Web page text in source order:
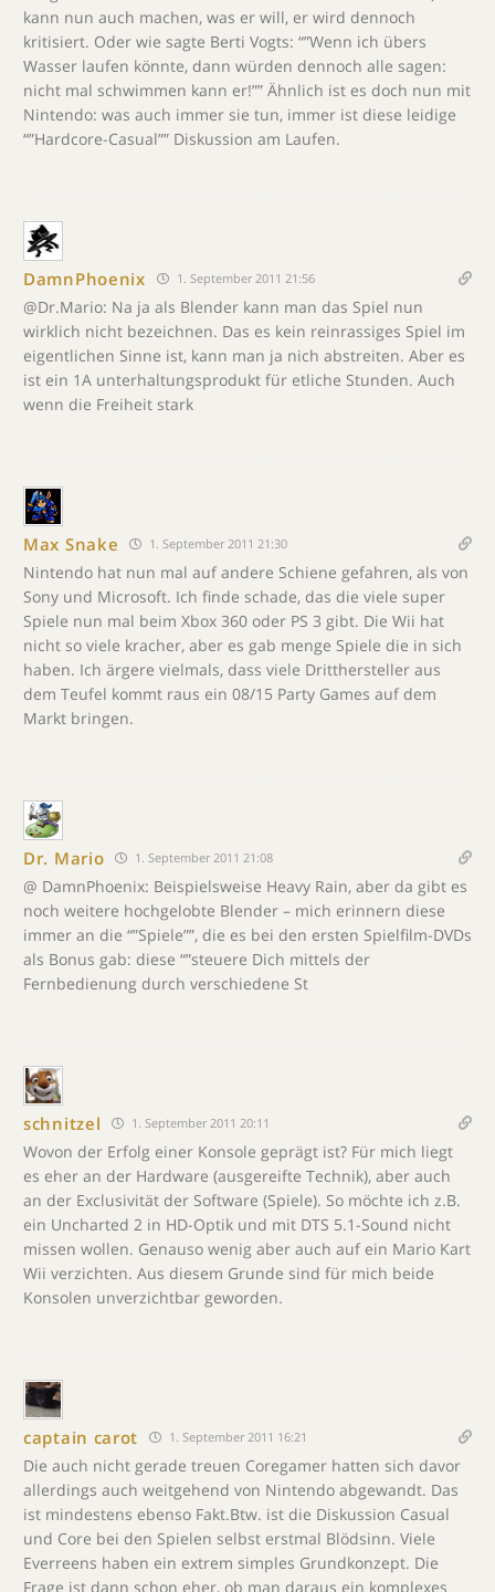
kann nun auch machen, was er will, er wird dennoch
kritisiert. Oder wie sagte Berti Vogts: “”Wenn ich übers
Wasser laufen könnte, dann würden dennoch alle sagen:
nicht mal schwimmen kann er!”” Ähnlich ist es doch nun mit
Nintendo: was auch immer sie tun, immer ist diese leidige
“”Hardcore-Casual”” Diskussion am Laufen.
DamnPhoenix 1. September 2011 21:56
@Dr.Mario: Na ja als Blender kann man das Spiel nun
wirklich nicht bezeichnen. Das es kein reinrassiges Spiel im
eigentlichen Sinne ist, kann man ja nich abstreiten. Aber es
ist ein 1A unterhaltungsprodukt für etliche Stunden. Auch
wenn die Freiheit stark
Max Snake 1. September 2011 21:30
Nintendo hat nun mal auf andere Schiene gefahren, als von
Sony und Microsoft. Ich finde schade, das die viele super
Spiele nun mal beim Xbox 360 oder PS 3 gibt. Die Wii hat
nicht so viele kracher, aber es gab menge Spiele die in sich
haben. Ich ärgere vielmals, dass viele Dritthersteller aus
dem Teufel kommt raus ein 08/15 Party Games auf dem
Markt bringen.
Dr. Mario 1. September 2011 21:08
@ DamnPhoenix: Beispielsweise Heavy Rain, aber da gibt es
noch weitere hochgelobte Blender – mich erinnern diese
immer an die “”Spiele””, die es bei den ersten Spielfilm-DVDs
als Bonus gab: diese “”steuere Dich mittels der
Fernbedienung durch verschiedene St
schnitzel 1. September 2011 20:11
Wovon der Erfolg einer Konsole geprägt ist? Für mich liegt
es eher an der Hardware (ausgereifte Technik), aber auch
an der Exclusivität der Software (Spiele). So möchte ich z.B.
ein Uncharted 2 in HD-Optik und mit DTS 5.1-Sound nicht
missen wollen. Genauso wenig aber auch auf ein Mario Kart
Wii verzichten. Aus diesem Grunde sind für mich beide
Konsolen unverzichtbar geworden.
captain carot 1. September 2011 16:21
Die auch nicht gerade treuen Coregamer hatten sich davor
allerdings auch weitgehend von Nintendo abgewandt. Das
ist mindestens ebenso Fakt.Btw. ist die Diskussion Casual
und Core bei den Spielen selbst erstmal Blödsinn. Viele
Everreens haben ein extrem simples Grundkonzept. Die
Frage ist dann schon eher, ob man daraus ein komplexes